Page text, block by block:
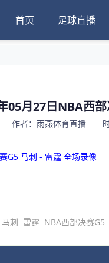
首页 足球直播
05月27日NBA西
作者：雨燕体育直播 时
G5 马刺 - 雷霆 全场录像
马刺 雷霆 NBA西部决赛G5